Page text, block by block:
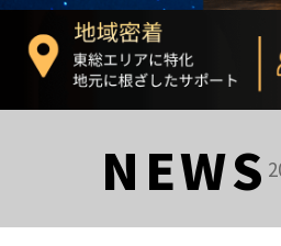
NEWS